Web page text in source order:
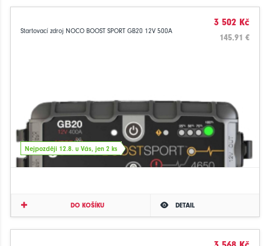
Startovací zdroj NOCO BOOST SPORT GB20 12V 500A
3 502 Kč
145.91 €
Nejpozději 12.8. u Vás, jen 2 ks
DO KOŠÍKU DETAIL